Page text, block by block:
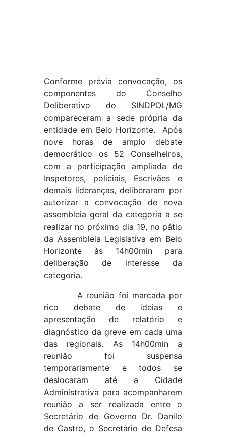
Conforme prévia convocação, os
componentes do Conselho
Deliberativo do SINDPOL/MG
compareceram a sede própria da
entidade em Belo Horizonte. Após
nove horas de amplo debate
democrático os 52 Conselheiros,
com a participação ampliada de
Inspetores, policiais, Escrivães e
demais lideranças, deliberaram por
autorizar a convocação de nova
assembleia geral da categoria a se
realizar no próximo dia 19, no pátio
da Assembleia Legislativa em Belo
Horizonte às 14h00min para
deliberação de interesse da
categoria.
A reunião foi marcada por
rico debate de ideias e
apresentação de relatório e
diagnóstico da greve em cada uma
das regionais. As 14h00min a
reunião foi suspensa
temporariamente e todos se
deslocaram até a Cidade
Administrativa para acompanharem
reunião a ser realizada entre o
Secretário de Governo Dr. Danilo
de Castro, o Secretário de Defesa